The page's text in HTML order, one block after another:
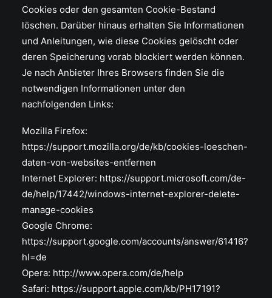
Cookies oder den gesamten Cookie-Bestand
löschen. Darüber hinaus erhalten Sie Informationen
und Anleitungen, wie diese Cookies gelöscht oder
deren Speicherung vorab blockiert werden können.
Je nach Anbieter Ihres Browsers finden Sie die
notwendigen Informationen unter den
nachfolgenden Links:
Mozilla Firefox:
https://support.mozilla.org/de/kb/cookies-loeschen-
daten-von-websites-entfernen
Internet Explorer: https://support.microsoft.com/de-
de/help/17442/windows-internet-explorer-delete-
manage-cookies
Google Chrome:
https://support.google.com/accounts/answer/61416?
hl=de
Opera: http://www.opera.com/de/help
Safari: https://support.apple.com/kb/PH17191?